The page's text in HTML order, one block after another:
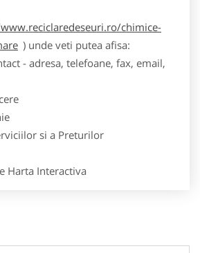
chimice-
) unde veti putea afisa:
- adresa, telefoane, fax, email,
si a Preturilor
Interactiva